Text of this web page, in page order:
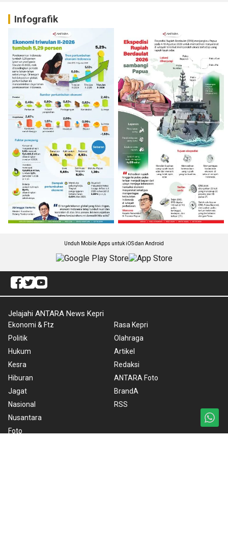
Infografik
Unduh Mobile Apps untuk iOS dan Android
Jelajahi ANTARA News Kepri
Ekonomi & Ftz
Politik
Hukum
Kesra
Hiburan
Jagat
Nasional
Nusantara
Foto
Rasa Kepri
Olahraga
Artikel
Redaksi
ANTARA Foto
BrandA
RSS